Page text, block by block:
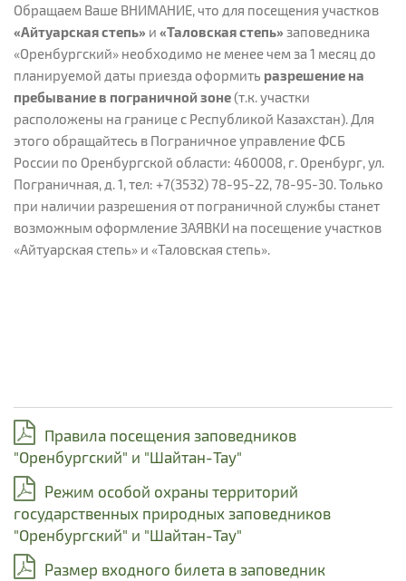
Обращаем Ваше ВНИМАНИЕ, что для посещения участков
«Айтуарская степь» и «Таловская степь» заповедника
«Оренбургский» необходимо не менее чем за 1 месяц до
планируемой даты приезда оформить разрешение на
пребывание в пограничной зоне(т.к. участки
расположены на границе с Республикой Казахстан). Для
этого обращайтесь в Пограничное управление ФСБ
России по Оренбургской области: 460008, г. Оренбург, ул.
Пограничная, д. 1, тел: +7(3532) 78-95-22, 78-95-30. Только
при наличии разрешения от пограничной службы станет
возможным оформление ЗАЯВКИ на посещение участков
«Айтуарская степь» и «Таловская степь».
Правила посещения заповедников
"Оренбургский" и "Шайтан-Тау"
Режим особой охраны территорий
государственных природных заповедников
"Оренбургский" и "Шайтан-Тау"
Размер входного билета в заповедник